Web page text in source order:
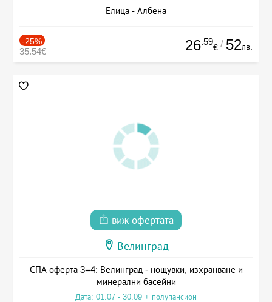
Елица - Албена
-25%
35.54€ 26.59
€ / 52лв.
виж офертата
Велинград
СПА оферта 3=4: Велинград - нощувки, изхранване и
минерални басейни
Дата: 01.07 - 30.09 + полупансион